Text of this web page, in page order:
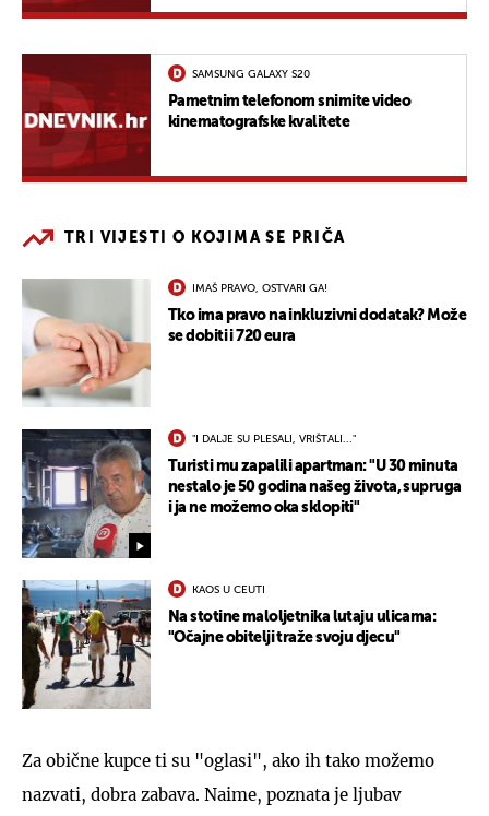
SAMSUNG GALAXY S20
Pametnim telefonom snimite video
kinematografske kvalitete
TRI VIJESTI O KOJIMA SE PRIČA
IMAŠ PRAVO, OSTVARI GA!
Tko ima pravo na inkluzivni dodatak? Može
se dobiti i 720 eura
"I DALJE SU PLESALI, VRIŠTALI..."
Turisti mu zapalili apartman: "U 30 minuta
nestalo je 50 godina našeg života, supruga
i ja ne možemo oka sklopiti"
KAOS U CEUTI
Na stotine maloljetnika lutaju ulicama:
"Očajne obitelji traže svoju djecu"
Za obične kupce ti su "oglasi", ako ih tako možemo
nazvati, dobra zabava. Naime, poznata je ljubav